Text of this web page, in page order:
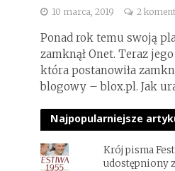
10 marca, 2019 2
Ponad rok temu swoją
zamknął Onet. Teraz
która postanowiła
blogowy – blox.pl. Jak
Najpopularniejsze
Krój pisma
udostępniony